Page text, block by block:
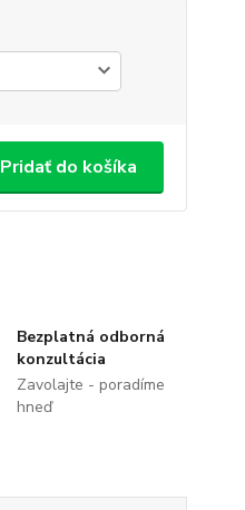
Pridať do košíka
Bezplatná odborná
konzultácia
Zavolajte - poradíme
hneď